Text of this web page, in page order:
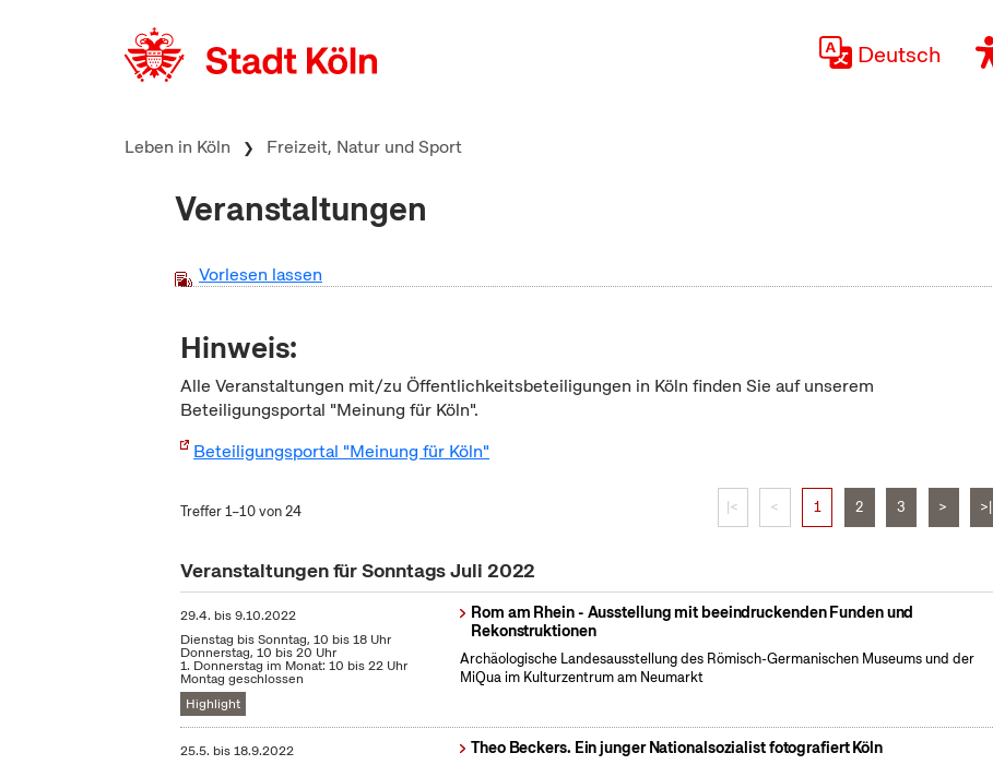
Deutsch
Leben in Köln Freizeit, Natur und Sport
Veranstaltungen
Vorlesen lassen
Hinweis:
Alle Veranstaltungen mit/zu Öffentlichkeitsbeteiligungen in Köln finden Sie auf unserem
Beteiligungsportal "Meinung für Köln".
Beteiligungsportal "Meinung für Köln"
Treffer 1–10 von 24 |< < 1 2 3 > >|
Veranstaltungen für Sonntags Juli 2022
29.4. bis9.10.2022
Dienstag bis Sonntag, 10 bis 18 Uhr
Donnerstag, 10 bis 20 Uhr
1. Donnerstag im Monat: 10 bis 22 Uhr
Montag geschlossen
Highlight
Rom am Rhein - Ausstellung mit beeindruckenden Funden und
Rekonstruktionen
Archäologische Landesausstellung des Römisch-Germanischen Museums und der
MiQua im Kulturzentrum am Neumarkt
25.5. bis18.9.2022
Theo Beckers. Ein junger Nationalsozialist fotografiert Köln